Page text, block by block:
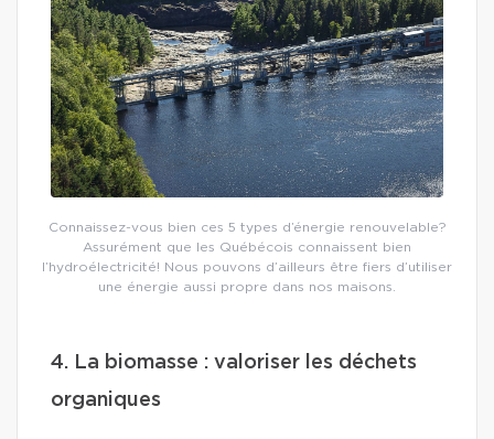
Connaissez-vous bien ces 5 types d’énergie renouvelable?
Assurément que les Québécois connaissent bien
l’hydroélectricité! Nous pouvons d’ailleurs être fiers d’utiliser
une énergie aussi propre dans nos maisons.
4. La biomasse : valoriser les déchets
organiques